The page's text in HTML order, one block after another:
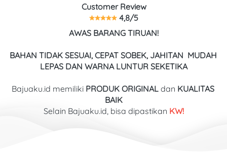
Customer Review
4,8/5
AWAS BARANG TIRUAN!
BAHAN TIDAK SESUAI, CEPAT SOBEK, JAHITAN  MUDAH
LEPAS DAN WARNA LUNTUR SEKETIKA
Bajuaku.id memiliki PRODUK ORIGINAL dan KUALITAS
BAIK
Selain Bajuaku.id, bisa dipastikan KW!